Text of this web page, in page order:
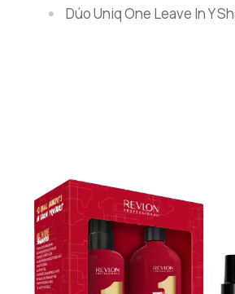
Dúo Uniq One Leave In Y